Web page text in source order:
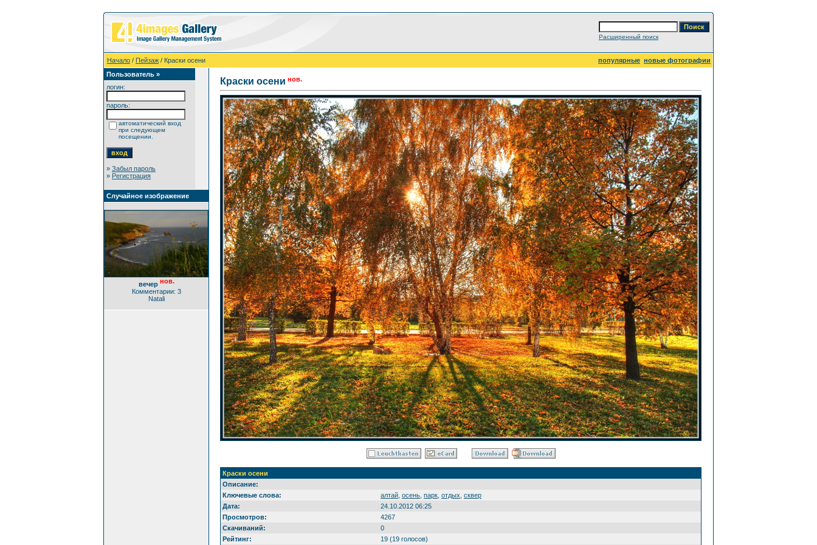
Расширенный поиск
Начало / Пейзаж / Краски осени популярные новые фотографии
Пользователь »
логин:
пароль:
автоматический вход
при следующем
посещении.
» Забыл пароль
» Регистрация
Случайное изображение
вечер нов.
Комментарии: 3
Natali
Краски осени нов.
Краски осени
Описание:
Ключевые слова:
алтай осень парк отдых сквер
Дата:
24.10.2012 06:25
Просмотров:
4267
Скачиваний:
0
Рейтинг:
19 (19 голосов)